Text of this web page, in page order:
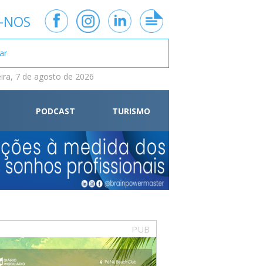
7 de agosto de 2026
PODCAST TURISMO
PUB